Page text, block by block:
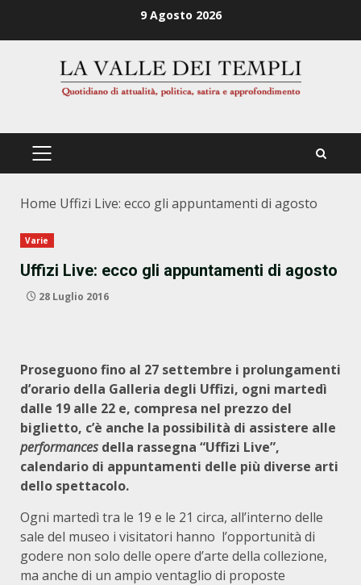
9 Agosto 2026
PRIMÄRES
Home Uffizi Live: ecco gli appuntamenti di agosto
Varie
Uffizi Live: ecco gli appuntamenti di agosto
28 Luglio 2016
Proseguono fino al 27 settembre i prolungamenti
d’orario della Galleria degli Uffizi, ogni martedì
dalle 19 alle 22 e, compresa nel prezzo del
biglietto, c’è anche la possibilità di assistere alle
performancesdella rassegna “Uffizi Live”,
calendario di appuntamenti delle più diverse arti
dello spettacolo.
Ogni martedì tra le 19 e le 21 circa, all’interno delle
sale del museo i visitatori hanno l’opportunità di
godere non solo delle opere d’arte della collezione,
ma anche di un ampio ventaglio di proposte